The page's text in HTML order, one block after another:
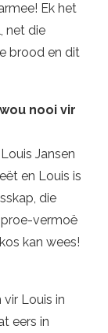
Ek het
net die
brood en dit
nooi vir
Jansen
en Louis is
die
vermoë
kan wees!
vir Louis in
eers in